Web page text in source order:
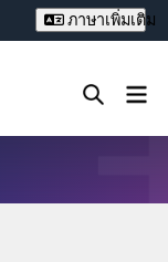
ภาษาเพิ่มเติม